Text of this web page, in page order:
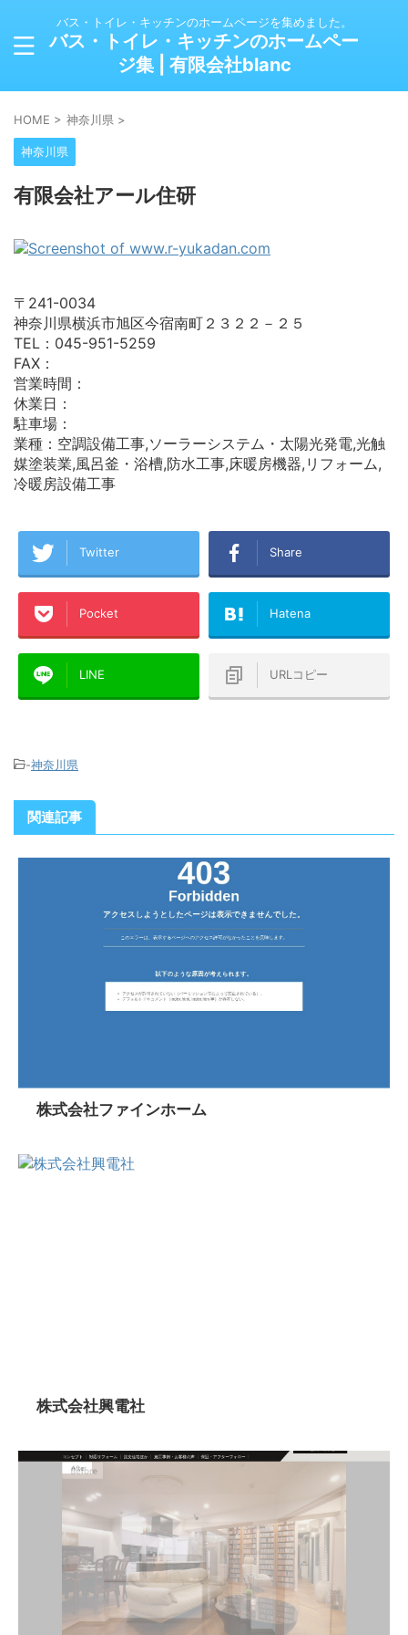
バス・トイレ・キッチンのホームページを集めました。
バス・トイレ・キッチンのホームペー
ジ集 | 有限会社blanc
HOME > 神奈川県 >
神奈川県
有限会社アール住研
〒241-0034
神奈川県横浜市旭区今宿南町２３２２－２５
TEL：045-951-5259
FAX：
営業時間：
休業日：
駐車場：
業種：空調設備工事,ソーラーシステム・太陽光発電,光触
媒塗装業,風呂釜・浴槽,防水工事,床暖房機器,リフォーム,
冷暖房設備工事
Twitter Share
Pocket Hatena
LINE URLコピー
-神奈川県
関連記事
株式会社ファインホーム
株式会社興電社